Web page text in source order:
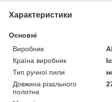
Характеристики
Основні
Виробник
Країна виробник
Тип ручної пили
Довжина різального
полотна